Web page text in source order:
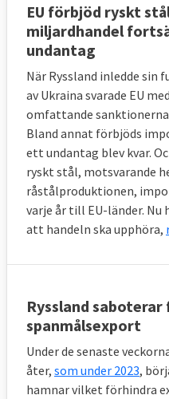
EU förbjöd ryskt
miljardhandel
undantag
När Ryssland inledde sin
av Ukraina svarade EU
omfattande
Bland annat förbjöds
ett undantag blev kvar.
ryskt stål, motsvarande
råstålproduktionen,
varje år till EU-länder.
att handeln ska upphöra,
Ryssland
spanmålsexport
Under de senaste
åter, som under 2023,
hamnar vilket förhindra